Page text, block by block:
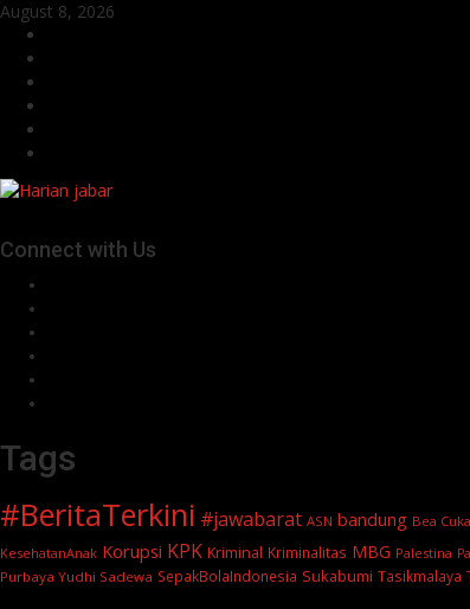
Skip
content
August 8, 2026
Connect with Us
Tags
#BeritaTerkini #jawabarat ASN bandung Bea
KesehatanAnak Korupsi KPK Kriminal Kriminalitas MBG Palestina
Purbaya Yudhi Sadewa SepakBolaIndonesia Sukabumi Tasikmalaya